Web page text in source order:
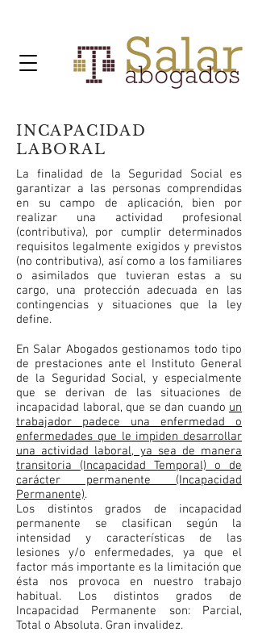
INCAPACIDAD
LABORAL
La finalidad de la Seguridad Social es
garantizar a las personas comprendidas
en su campo de aplicación, bien por
realizar una actividad profesional
(contributiva), por cumplir determinados
requisitos legalmente exigidos y previstos
(no contributiva), así como a los familiares
o asimilados que tuvieran estas a su
cargo, una protección adecuada en las
contingencias y situaciones que la ley
define.
En Salar Abogados gestionamos todo tipo
de prestaciones ante el Instituto General
de la Seguridad Social, y especialmente
que se derivan de las situaciones de
incapacidad laboral, que se dan cuando un
trabajador padece una enfermedad o
enfermedades que le impiden desarrollar
una actividad laboral, ya sea de manera
transitoria (Incapacidad Temporal) o de
carácter permanente (Incapacidad
Permanente).
Los distintos grados de incapacidad
permanente se clasifican según la
intensidad y características de las
lesiones y/o enfermedades, ya que el
factor más importante es la limitación que
ésta nos provoca en nuestro trabajo
habitual. Los distintos grados de
Incapacidad Permanente son: Parcial,
Total o Absoluta. Gran invalidez.